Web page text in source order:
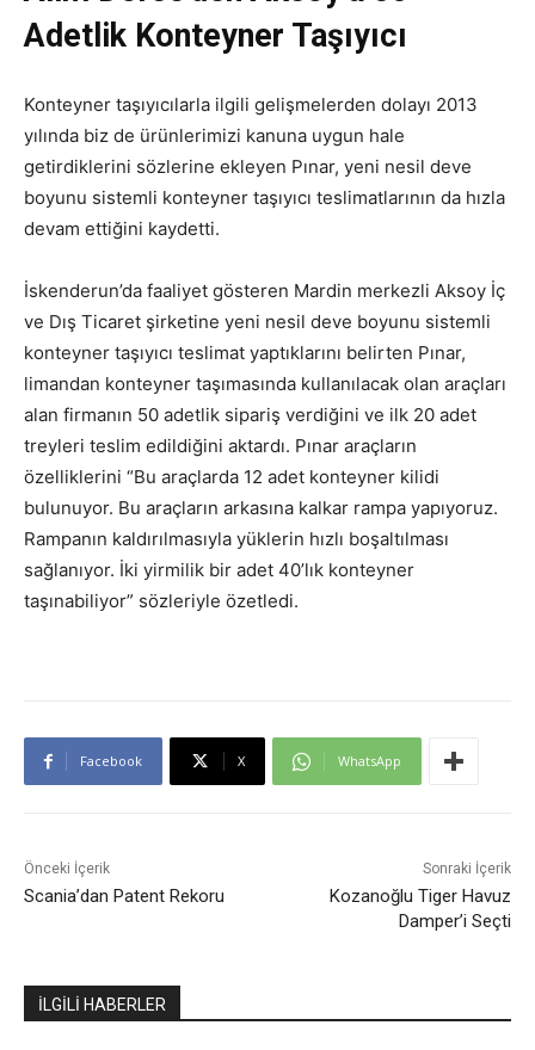
Adetlik Konteyner Taşıyıcı
Konteyner taşıyıcılarla ilgili gelişmelerden dolayı 2013
yılında biz de ürünlerimizi kanuna uygun hale
getirdiklerini sözlerine ekleyen Pınar, yeni nesil deve
boyunu sistemli konteyner taşıyıcı teslimatlarının da hızla
devam ettiğini kaydetti.
İskenderun’da faaliyet gösteren Mardin merkezli Aksoy İç
ve Dış Ticaret şirketine yeni nesil deve boyunu sistemli
konteyner taşıyıcı teslimat yaptıklarını belirten Pınar,
limandan konteyner taşımasında kullanılacak olan araçları
alan firmanın 50 adetlik sipariş verdiğini ve ilk 20 adet
treyleri teslim edildiğini aktardı. Pınar araçların
özelliklerini “Bu araçlarda 12 adet konteyner kilidi
bulunuyor. Bu araçların arkasına kalkar rampa yapıyoruz.
Rampanın kaldırılmasıyla yüklerin hızlı boşaltılması
sağlanıyor. İki yirmilik bir adet 40’lık konteyner
taşınabiliyor” sözleriyle özetledi.
Facebook X WhatsApp
Önceki İçerik
Scania’dan Patent Rekoru
Sonraki İçerik
Kozanoğlu Tiger Havuz
Damper’i Seçti
İLGİLİ HABERLER